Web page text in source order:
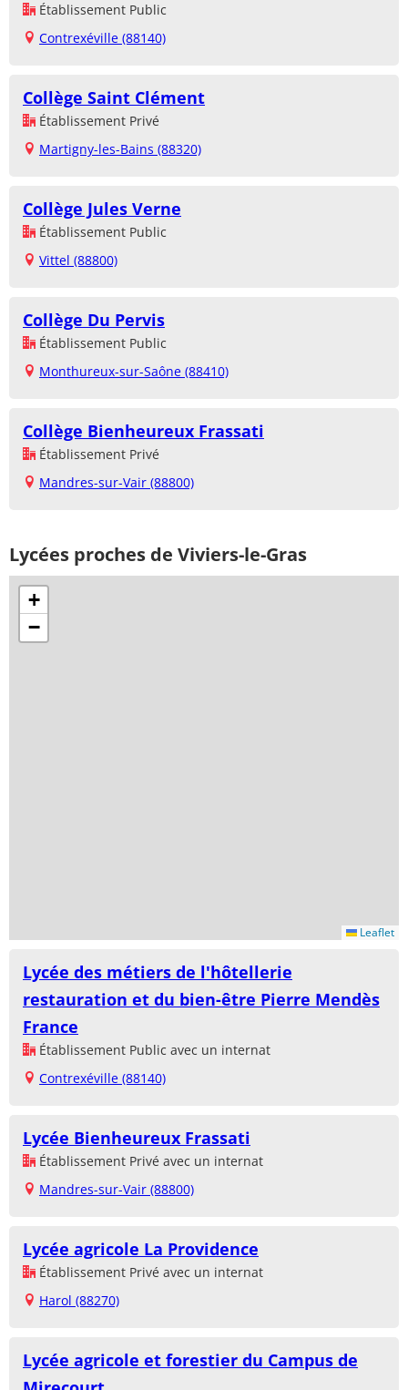
Établissement Public
Contrexéville (88140)
Collège Saint Clément
Établissement Privé
Martigny-les-Bains (88320)
Collège Jules Verne
Établissement Public
Vittel (88800)
Collège Du Pervis
Établissement Public
Monthureux-sur-Saône (88410)
Collège Bienheureux Frassati
Établissement Privé
Mandres-sur-Vair (88800)
Lycées proches de Viviers-le-Gras
+
−
Leaflet
Lycée des métiers de l'hôtellerie
restauration et du bien-être Pierre Mendès
France
Établissement Public avec un internat
Contrexéville (88140)
Lycée Bienheureux Frassati
Établissement Privé avec un internat
Mandres-sur-Vair (88800)
Lycée agricole La Providence
Établissement Privé avec un internat
Harol (88270)
Lycée agricole et forestier du Campus de